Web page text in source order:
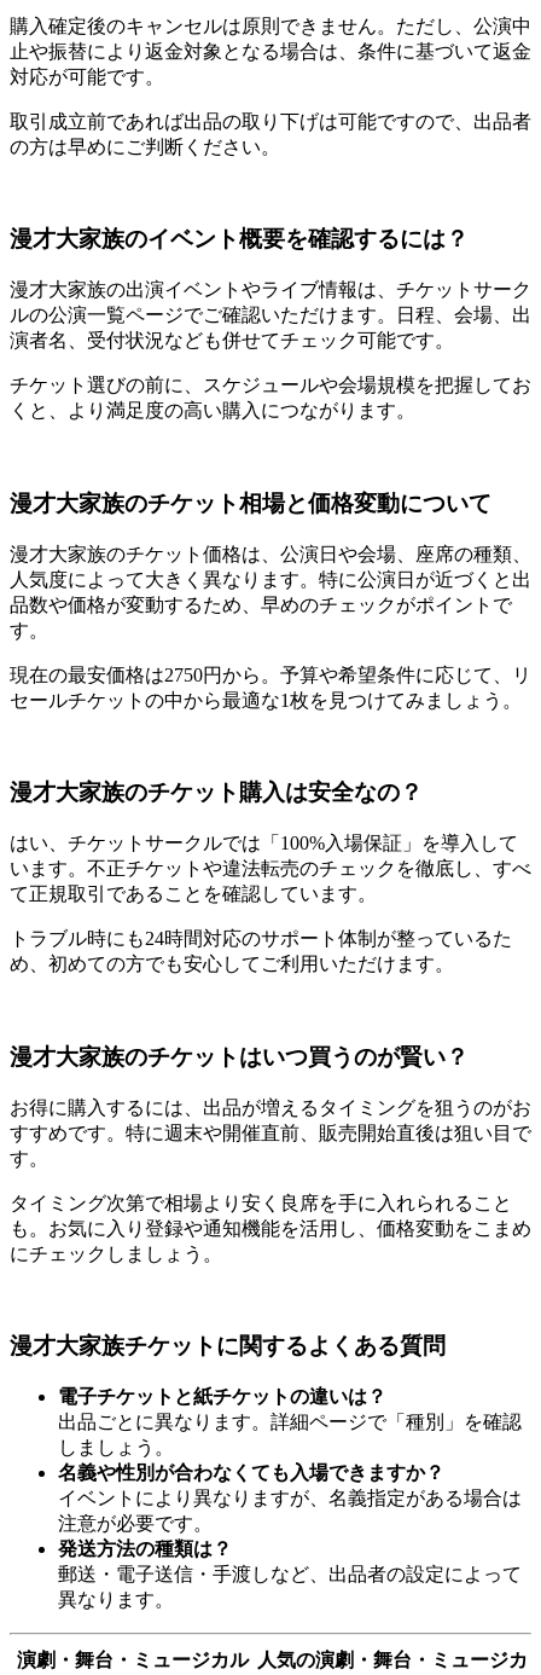
購入確定後のキャンセルは原則できません。ただし、公演中
止や振替により返金対象となる場合は、条件に基づいて返金
対応が可能です。
取引成立前であれば出品の取り下げは可能ですので、出品者
の方は早めにご判断ください。
漫才大家族のイベント概要を確認するには？
漫才大家族の出演イベントやライブ情報は、チケットサーク
ルの公演一覧ページでご確認いただけます。日程、会場、出
演者名、受付状況なども併せてチェック可能です。
チケット選びの前に、スケジュールや会場規模を把握してお
くと、より満足度の高い購入につながります。
漫才大家族のチケット相場と価格変動について
漫才大家族のチケット価格は、公演日や会場、座席の種類、
人気度によって大きく異なります。特に公演日が近づくと出
品数や価格が変動するため、早めのチェックがポイントで
す。
現在の最安価格は2750円から。予算や希望条件に応じて、リ
セールチケットの中から最適な1枚を見つけてみましょう。
漫才大家族のチケット購入は安全なの？
はい、チケットサークルでは「100%入場保証」を導入して
います。不正チケットや違法転売のチェックを徹底し、すべ
て正規取引であることを確認しています。
トラブル時にも24時間対応のサポート体制が整っているた
め、初めての方でも安心してご利用いただけます。
漫才大家族のチケットはいつ買うのが賢い？
お得に購入するには、出品が増えるタイミングを狙うのがお
すすめです。特に週末や開催直前、販売開始直後は狙い目で
す。
タイミング次第で相場より安く良席を手に入れられること
も。お気に入り登録や通知機能を活用し、価格変動をこまめ
にチェックしましょう。
漫才大家族チケットに関するよくある質問
電子チケットと紙チケットの違いは？
出品ごとに異なります。詳細ページで「種別」を確認
しましょう。
名義や性別が合わなくても入場できますか？
イベントにより異なりますが、名義指定がある場合は
注意が必要です。
発送方法の種類は？
郵送・電子送信・手渡しなど、出品者の設定によって
異なります。
演劇・舞台・ミュージカル
人気の演劇・舞台・ミュージカ